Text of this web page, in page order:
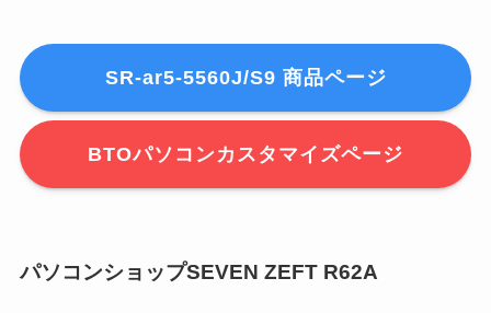
SR-ar5-5560J/S9 商品ページ
BTOパソコンカスタマイズページ
パソコンショップSEVEN ZEFT R62A